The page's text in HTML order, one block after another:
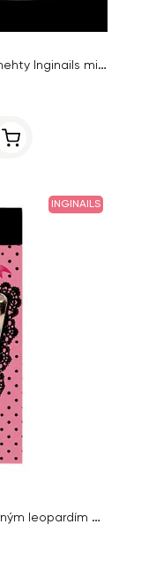
French Teardrop White - umělé nehty Inginails mix 1-10, 100ks box
INGINAILS
3D zdobené tipy s oranžovo-černým leopardím motivem, 24ks